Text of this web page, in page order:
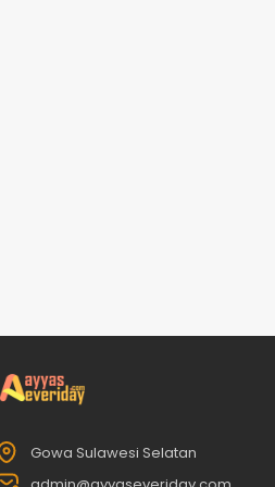
Gowa Sulawesi Selatan